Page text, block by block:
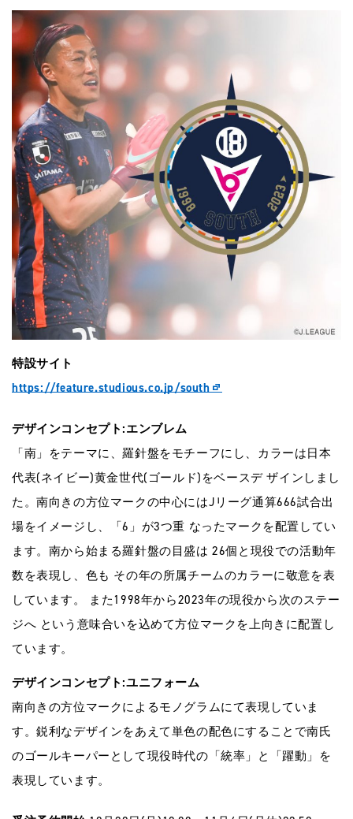
特設サイト
https://feature.studious.co.jp/south
デザインコンセプト:エンブレム
「南」をテーマに、羅針盤をモチーフにし、カラーは⽇本
代表(ネイビー)⻩⾦世代(ゴールド)をベースデ ザインしまし
た。南向きの⽅位マークの中⼼にはJリーグ通算666試合出
場をイメージし、「6」が3つ重 なったマークを配置してい
ます。南から始まる羅針盤の⽬盛は 26個と現役での活動年
数を表現し、⾊も その年の所属チームのカラーに敬意を表
しています。 また1998年から2023年の現役から次のステー
ジへ という意味合いを込めて⽅位マークを上向きに配置し
ています。
デザインコンセプト:ユニフォーム
南向きの⽅位マークによるモノグラムにて表現していま
す。鋭利なデザインをあえて単⾊の配⾊にすることで南⽒
のゴールキーパーとして現役時代の「統率」と「躍動」を
表現しています。